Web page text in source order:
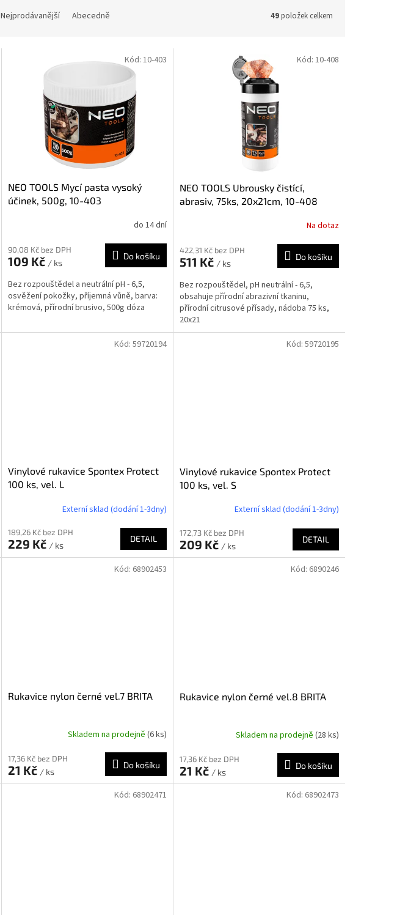
Nejprodávanější Abecedně 49položek celkem
NEO TOOLS Mycí pasta vysoký
účinek, 500g, 10-403
do 14 dní
90,08 Kč bez DPH
109 Kč / ks
Do košíku
Bez rozpouštědel a neutrální pH - 6,5,
osvěžení pokožky, příjemná vůně, barva:
krémová, přírodní brusivo, 500g dóza
Kód: 10-403
NEO TOOLS Ubrousky čistící,
abrasiv, 75ks, 20x21cm, 10-408
Na dotaz
422,31 Kč bez DPH
511 Kč / ks
Do košíku
Bez rozpouštědel, pH neutrální - 6,5,
obsahuje přírodní abrazivní tkaninu,
přírodní citrusové přísady, nádoba 75 ks,
20x21
Kód: 10-408
Vinylové rukavice Spontex Protect
100 ks, vel. L
Externí sklad (dodání 1-3dny)
189,26 Kč bez DPH
229 Kč / ks
DETAIL
Kód: 59720194
Vinylové rukavice Spontex Protect
100 ks, vel. S
Externí sklad (dodání 1-3dny)
172,73 Kč bez DPH
209 Kč / ks
DETAIL
Kód: 59720195
Rukavice nylon černé vel.7 BRITA
Skladem na prodejně (6 ks)
17,36 Kč bez DPH
21 Kč / ks
Do košíku
Kód: 68902453
Rukavice nylon černé vel.8 BRITA
Skladem na prodejně (28 ks)
17,36 Kč bez DPH
21 Kč / ks
Do košíku
Kód: 6890246
Kód: 68902471 Kód: 68902473